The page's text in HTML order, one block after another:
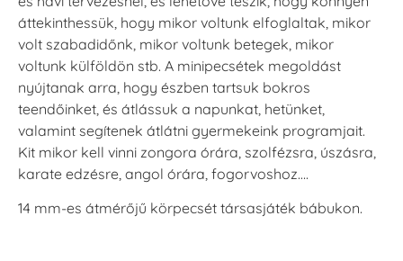
áttekinthessük, hogy mikor voltunk elfoglaltak, mikor
volt szabadidőnk, mikor voltunk betegek, mikor
voltunk külföldön stb. A minipecsétek megoldást
nyújtanak arra, hogy észben tartsuk bokros
teendőinket, és átlássuk a napunkat, hetünket,
valamint segítenek átlátni gyermekeink programjait.
Kit mikor kell vinni zongora órára, szolfézsra, úszásra,
karate edzésre, angol órára, fogorvoshoz….
14 mm-es átmérőjű körpecsét társasjáték bábukon.